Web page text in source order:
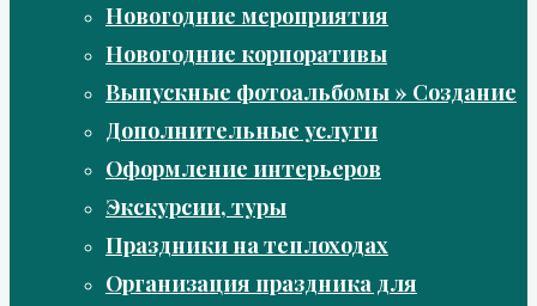
Новогодние мероприятия
Новогодние корпоративы
Выпускные фотоальбомы » Создание
Дополнительные услуги
Оформление интерьеров
Экскурсии, туры
Праздники на теплоходах
Организация праздника для